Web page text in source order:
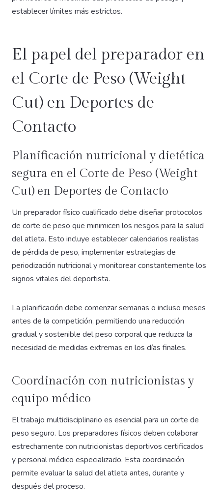
establecer límites más estrictos.
El papel del preparador en
el Corte de Peso (Weight
Cut) en Deportes de
Contacto
Planificación nutricional y dietética
segura en el Corte de Peso (Weight
Cut) en Deportes de Contacto
Un preparador físico cualificado debe diseñar protocolos
de corte de peso que minimicen los riesgos para la salud
del atleta. Esto incluye establecer calendarios realistas
de pérdida de peso, implementar estrategias de
periodización nutricional y monitorear constantemente los
signos vitales del deportista.
La planificación debe comenzar semanas o incluso meses
antes de la competición, permitiendo una reducción
gradual y sostenible del peso corporal que reduzca la
necesidad de medidas extremas en los días finales.
Coordinación con nutricionistas y
equipo médico
El trabajo multidisciplinario es esencial para un corte de
peso seguro. Los preparadores físicos deben colaborar
estrechamente con nutricionistas deportivos certificados
y personal médico especializado. Esta coordinación
permite evaluar la salud del atleta antes, durante y
después del proceso.